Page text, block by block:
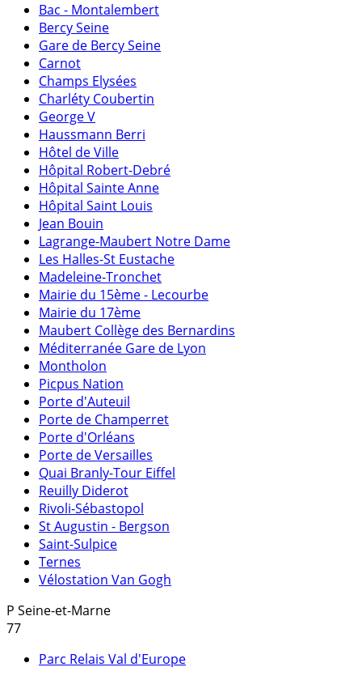
Bac - Montalembert
Bercy Seine
Gare de Bercy Seine
Carnot
Champs Elysées
Charléty Coubertin
George V
Haussmann Berri
Hôtel de Ville
Hôpital Robert-Debré
Hôpital Sainte Anne
Hôpital Saint Louis
Jean Bouin
Lagrange-Maubert Notre Dame
Les Halles-St Eustache
Madeleine-Tronchet
Mairie du 15ème - Lecourbe
Mairie du 17ème
Maubert Collège des Bernardins
Méditerranée Gare de Lyon
Montholon
Picpus Nation
Porte d'Auteuil
Porte de Champerret
Porte d'Orléans
Porte de Versailles
Quai Branly-Tour Eiffel
Reuilly Diderot
Rivoli-Sébastopol
St Augustin - Bergson
Saint-Sulpice
Ternes
Vélostation Van Gogh
P Seine-et-Marne
77
Parc Relais Val d'Europe